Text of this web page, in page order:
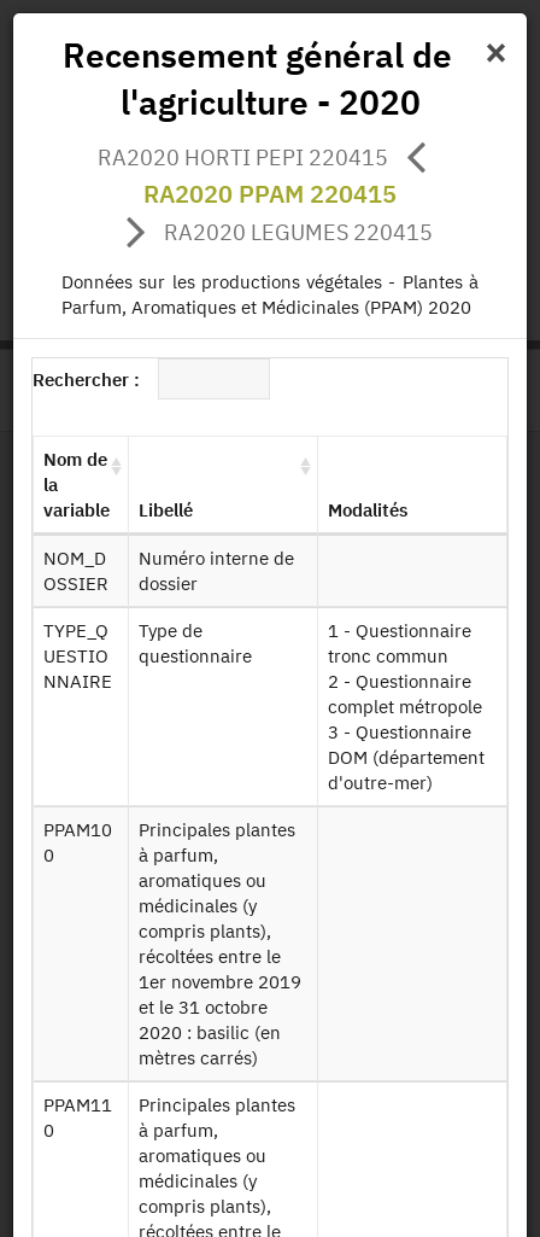
Missions
status.io EN | FR
PAGE PRODUIT
Dessin de fichier
Identifiant persistant (DOI)
Retour à la source
RA : Recensement Général de
Autres produits :2020,2010, 2000 - DOM, 2000, 1988 -
DOM, 1988, 1980-1981 - DOM, 1979, 1970
Mise à disposition :26/04/2022
Dessin de fichier
×
Recensement général de
l'agriculture - 2020
RA2020 HORTI PEPI 220415
RA2020 PPAM 220415
RA2020 LEGUMES 220415
Données sur les productions végétales - Plantes à
Parfum, Aromatiques et Médicinales (PPAM) 2020
Rechercher :
Nom de
la
variable
Libellé Modalités
NOM_D
OSSIER
Numéro interne de
dossier
TYPE_Q
UESTIO
NNAIRE
Type de
questionnaire
1 - Questionnaire
tronc commun
2 - Questionnaire
complet métropole
3 - Questionnaire
DOM (département
d'outre-mer)
PPAM10
0
Principales plantes
à parfum,
aromatiques ou
médicinales (y
compris plants),
récoltées entre le
1er novembre 2019
et le 31 octobre
2020 : basilic (en
mètres carrés)
PPAM11
0
Principales plantes
à parfum,
aromatiques ou
médicinales (y
compris plants),
récoltées entre le